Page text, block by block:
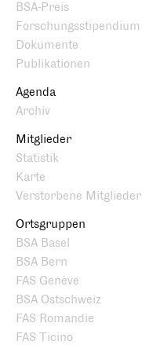
BSA-Preis
Forschungsstipendium
Dokumente
Publikationen
Agenda
Archiv
Mitglieder
Statistik
Karte
Verstorbene Mitglieder
Ortsgruppen
BSA Basel
BSA Bern
FAS Genève
BSA Ostschweiz
FAS Romandie
FAS Ticino